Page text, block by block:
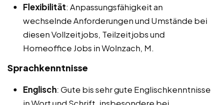
Flexibilität: Anpassungsfähigkeit an
wechselnde Anforderungen und Umstände bei
diesen Vollzeitjobs, Teilzeitjobs und
Homeoffice Jobs in Wolnzach, M.
Sprachkenntnisse
Englisch: Gute bis sehr gute Englischkenntnisse